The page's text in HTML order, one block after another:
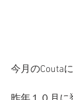
今月のCoutaに